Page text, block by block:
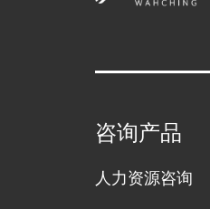
咨询产品
人力资源咨询